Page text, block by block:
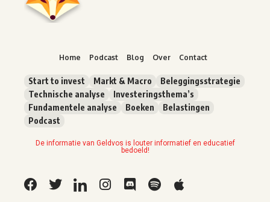
Home Podcast Blog Over Contact
Start to invest Markt & Macro
Beleggingsstrategie
Technische analyse
Investeringsthema’s
Fundamentele analyse
Boeken
Belastingen
Podcast
De informatie van Geldvos is louter informatief en educatief
bedoeld!